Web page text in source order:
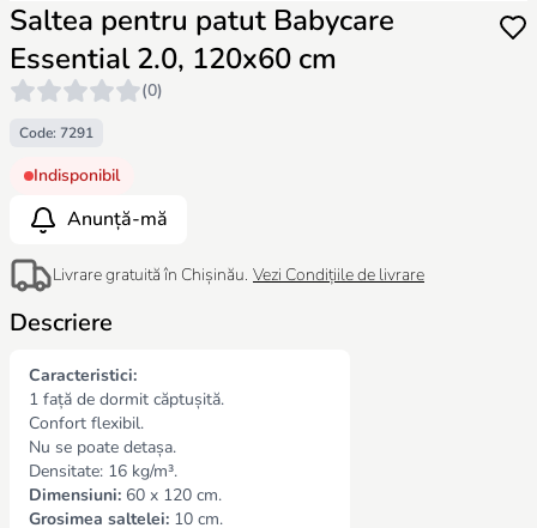
Saltea pentru patut Babycare
Essential 2.0, 120x60 cm
(0)
Code: 7291
Indisponibil
Anunță-mă
Livrare gratuită în Chișinău. Vezi Condițiile de livrare
Descriere
Caracteristici:
1 față de dormit căptușită.
Confort flexibil.
Nu se poate detașa.
Densitate: 16 kg/m³.
Dimensiuni: 60 x 120 cm.
Grosimea saltelei: 10 cm.